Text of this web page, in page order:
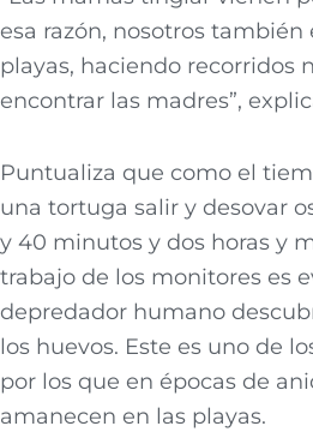
esa razón, nosotros también
playas, haciendo recorridos
encontrar las madres”,
Puntualiza que como el
una tortuga salir y desovar
y 40 minutos y dos horas y
trabajo de los monitores es
depredador humano
los huevos. Este es uno de
por los que en épocas de
amanecen en las playas.